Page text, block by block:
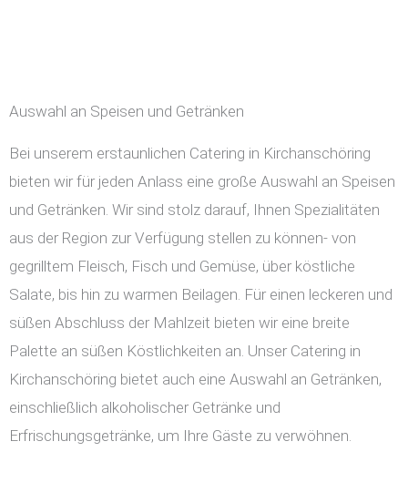
Auswahl an Speisen und Getränken
Bei unserem erstaunlichen Catering in Kirchanschöring
bieten wir für jeden Anlass eine große Auswahl an Speisen
und Getränken. Wir sind stolz darauf, Ihnen Spezialitäten
aus der Region zur Verfügung stellen zu können- von
gegrilltem Fleisch, Fisch und Gemüse, über köstliche
Salate, bis hin zu warmen Beilagen. Für einen leckeren und
süßen Abschluss der Mahlzeit bieten wir eine breite
Palette an süßen Köstlichkeiten an. Unser Catering in
Kirchanschöring bietet auch eine Auswahl an Getränken,
einschließlich alkoholischer Getränke und
Erfrischungsgetränke, um Ihre Gäste zu verwöhnen.